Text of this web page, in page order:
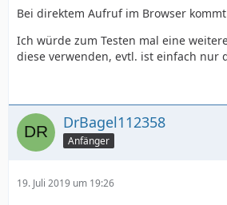
Bei direktem Aufruf im Browser
Ich würde zum Testen mal eine
diese verwenden, evtl. ist einfach nur
DrBagel112358
Anfänger
19. Juli 2019 um 19:26